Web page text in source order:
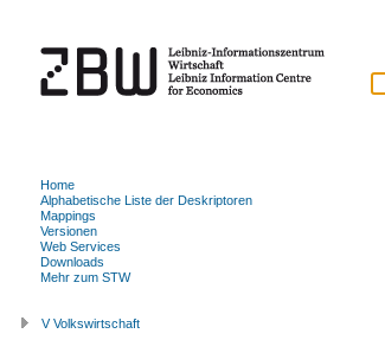
Home
Alphabetische Liste der Deskriptoren
Mappings
Versionen
Web Services
Downloads
Mehr zum STW
V Volkswirtschaft